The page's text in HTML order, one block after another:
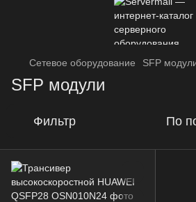
Сетевое оборудование SFP
SFP модули
Фильтр По